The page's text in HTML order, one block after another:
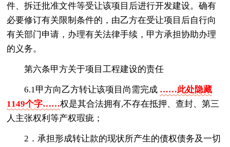
件、拆迁批准文件等受让该项目后进行开发建设。确有
必要修订有关限制条件的，由乙方在受让项目后自行向
有关部门申请，办理有关法律手续，甲方承担协助办理
的义务。
第六条甲方关于项目工程建设的责任
6.1甲方向乙方转让该项目尚需完成 ……此处隐藏
1149个字……权是其合法拥有,不存在抵押、查封、第三
人主张权利等产权瑕疵；
2．承担形成转让款的现状所产生的债权债务及一切